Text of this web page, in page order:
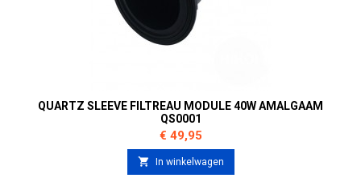
QUARTZ SLEEVE FILTREAU MODULE 40W AMALGAAM
QS0001
Prijs
€ 49,95
 In winkelwagen